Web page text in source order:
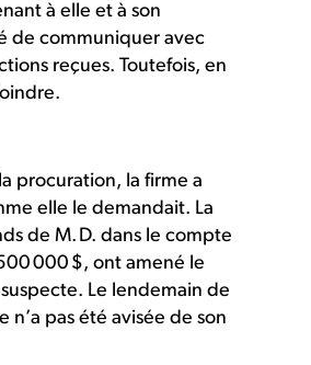
à elle et à son
de communiquer avec
reçues. Toutefois, en
procuration, la firme a
elle le demandait. La
de M. D. dans le compte
000 $, ont amené le
Le lendemain de
n’a pas été avisée de son